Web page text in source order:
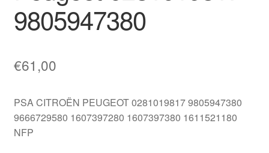
9805947380
€61,00
PSA CITROËN PEUGEOT 0281019817 9805947380
9666729580 1607397280 1607397380 1611521180
NFP